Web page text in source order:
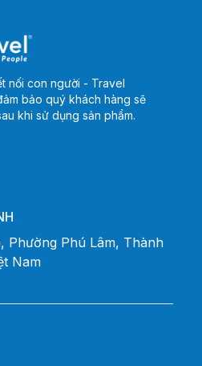
nối con người - Travel
bảo quý khách hàng sẽ
khi sử dụng sản phẩm.
Phường Phú Lâm, Thành
Nam